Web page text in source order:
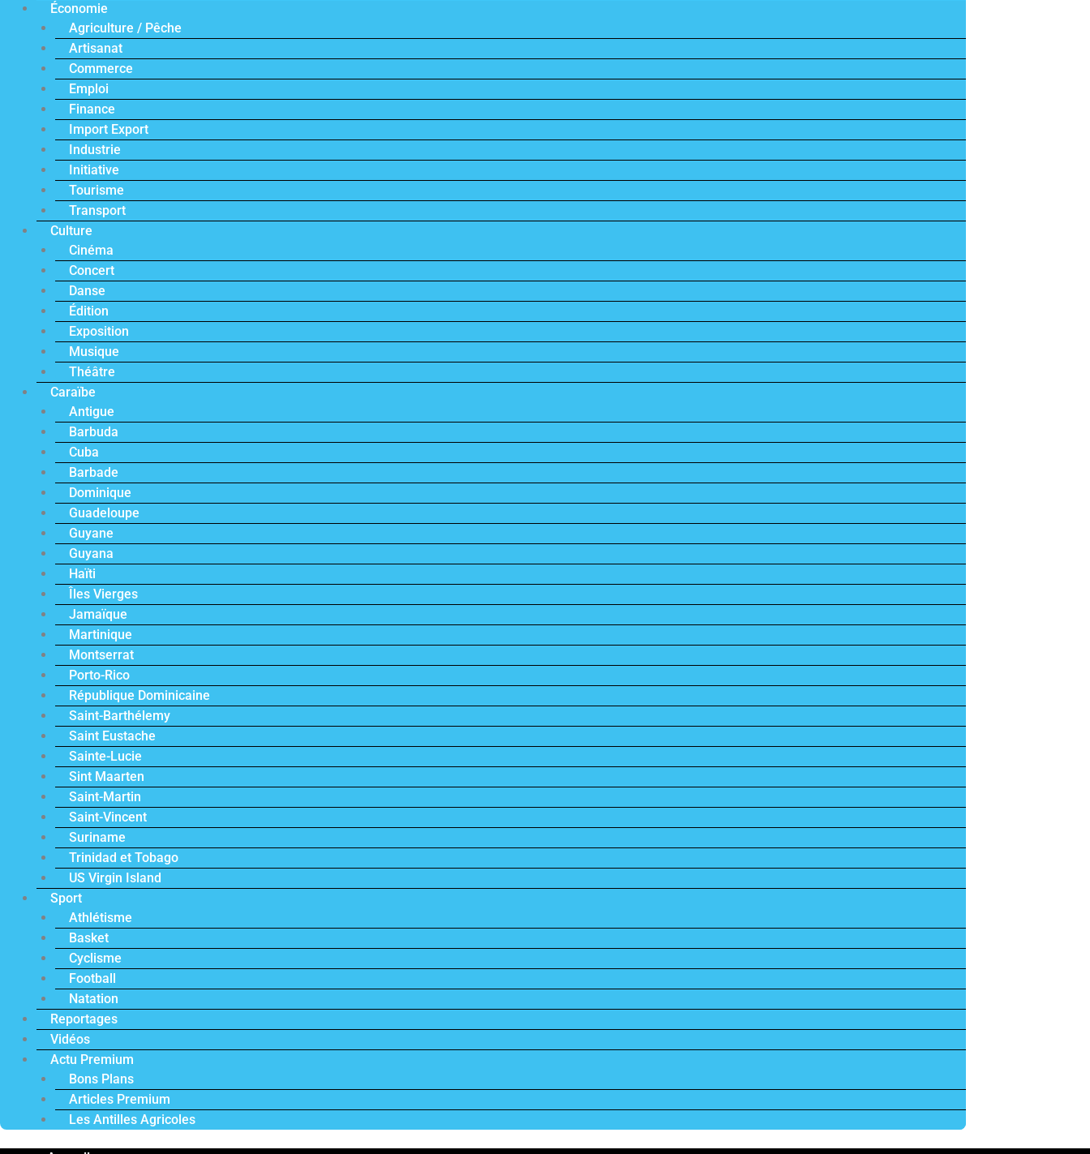
Économie
Agriculture / Pêche
Artisanat
Commerce
Emploi
Finance
Import Export
Industrie
Initiative
Tourisme
Transport
Culture
Cinéma
Concert
Danse
Édition
Exposition
Musique
Théâtre
Caraïbe
Antigue
Barbuda
Cuba
Barbade
Dominique
Guadeloupe
Guyane
Guyana
Haïti
Îles Vierges
Jamaïque
Martinique
Montserrat
Porto-Rico
République Dominicaine
Saint-Barthélemy
Saint Eustache
Sainte-Lucie
Sint Maarten
Saint-Martin
Saint-Vincent
Suriname
Trinidad et Tobago
US Virgin Island
Sport
Athlétisme
Basket
Cyclisme
Football
Natation
Reportages
Vidéos
Actu Premium
Bons Plans
Articles Premium
Les Antilles Agricoles